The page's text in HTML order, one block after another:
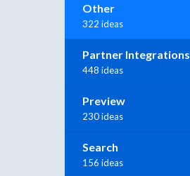
Other
322 ideas
Partner Integrations
448 ideas
Preview
230 ideas
Search
156 ideas